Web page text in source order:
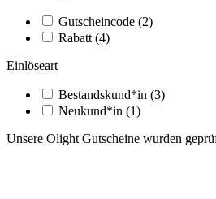
Gutscheincode (2)
Rabatt (4)
Einlöseart
Bestandskund*in (3)
Neukund*in (1)
Unsere Olight Gutscheine wurden